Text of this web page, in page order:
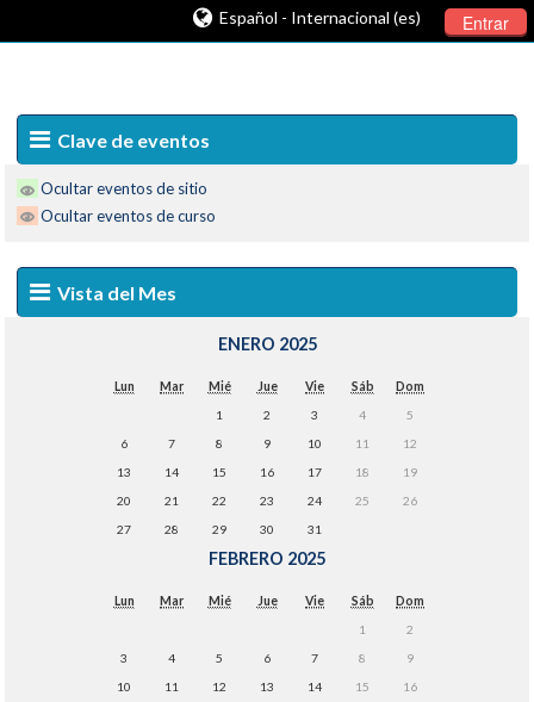
Entrar
Español - Internacional (es)
Clave de eventos
Ocultar eventos de sitio
Ocultar eventos de curso
Vista del Mes
ENERO 2025
Lun Mar Mié Jue Vie Sáb
Dom
1
2 3 4
5
6
7 8 9 10 11
12
13
14 15 16 17 18
19
20
21 22 23 24 25
26
27
28 29 30 31
FEBRERO 2025
Lun Mar Mié Jue Vie Sáb
Dom
1
2
3
4 5 6 7 8
9
10
11 12 13 14 15
16